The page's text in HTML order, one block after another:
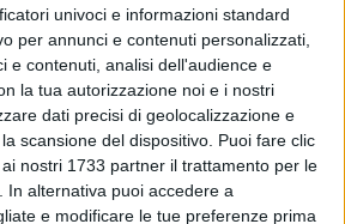
univoci e informazioni standard
per annunci e contenuti personalizzati,
e contenuti, analisi dell'audience e
la tua autorizzazione noi e i nostri
dati precisi di geolocalizzazione e
scansione del dispositivo. Puoi fare clic
nostri 1733 partner il trattamento per le
In alternativa puoi accedere a
e modificare le tue preferenze prima
in conto capitale pari al 60% delle
fino all'80%. Le domande
dal 5 maggio 2025 ore 10:00 al 9
13:00. L'avviso è pubblicato sul sito: